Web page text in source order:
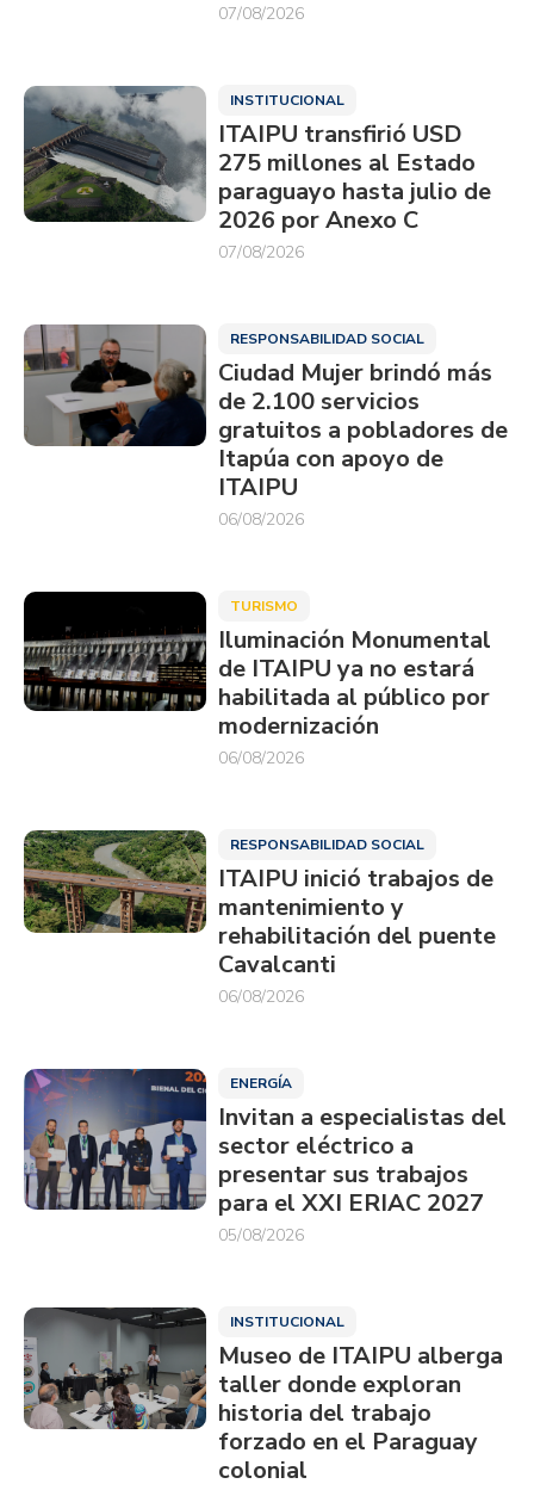
07/08/2026
INSTITUCIONAL
ITAIPU transfirió USD
275 millones al Estado
paraguayo hasta julio de
2026 por Anexo C
07/08/2026
RESPONSABILIDAD SOCIAL
Ciudad Mujer brindó más
de 2.100 servicios
gratuitos a pobladores de
Itapúa con apoyo de
ITAIPU
06/08/2026
TURISMO
Iluminación Monumental
de ITAIPU ya no estará
habilitada al público por
modernización
06/08/2026
RESPONSABILIDAD SOCIAL
ITAIPU inició trabajos de
mantenimiento y
rehabilitación del puente
Cavalcanti
06/08/2026
ENERGÍA
Invitan a especialistas del
sector eléctrico a
presentar sus trabajos
para el XXI ERIAC 2027
05/08/2026
INSTITUCIONAL
Museo de ITAIPU alberga
taller donde exploran
historia del trabajo
forzado en el Paraguay
colonial